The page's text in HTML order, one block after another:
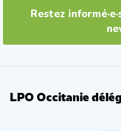
Restez
LPO Occitanie